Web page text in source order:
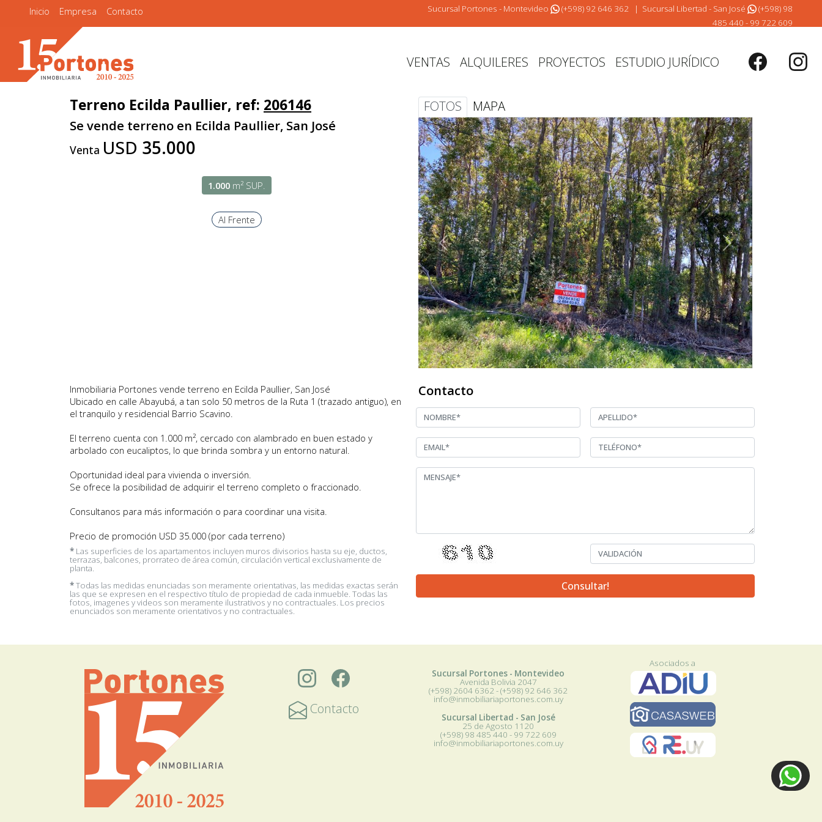
Inicio Empresa Contacto Sucursal Portones - Montevideo (+598) 92 646 362 | Sucursal Libertad - San José
(+598) 98
485 440 - 99 722 609
VENTAS ALQUILERES PROYECTOS ESTUDIO JURÍDICO
Terreno Ecilda Paullier, ref: 206146
Se vende terreno en Ecilda Paullier, San José
Venta USD 35.000
1.000 m² SUP.
Al Frente
FOTOS MAPA
Anterior Siguiente
Inmobiliaria Portones vende terreno en Ecilda Paullier, San José
Ubicado en calle Abayubá, a tan solo 50 metros de la Ruta 1 (trazado antiguo), en
el tranquilo y residencial Barrio Scavino.
El terreno cuenta con 1.000 m², cercado con alambrado en buen estado y
arbolado con eucaliptos, lo que brinda sombra y un entorno natural.
Oportunidad ideal para vivienda o inversión.
Se ofrece la posibilidad de adquirir el terreno completo o fraccionado.
Consultanos para más información o para coordinar una visita.
Precio de promoción USD 35.000 (por cada terreno)
* Las superficies de los apartamentos incluyen muros divisorios hasta su eje, ductos,
terrazas, balcones, prorrateo de área común, circulación vertical exclusivamente de
planta.
*Todas las medidas enunciadas son meramente orientativas, las medidas exactas serán
las que se expresen en el respectivo título de propiedad de cada inmueble. Todas las
fotos, imagenes y videos son meramente ilustrativos y no contractuales. Los precios
enunciados son meramente orientativos y no contractuales.
Contacto
Contacto
Sucursal Portones - Montevideo
Avenida Bolivia 2047
(+598) 2604 6362 - (+598) 92 646 362
info@inmobiliariaportones.com.uy
Sucursal Libertad - San José
25 de Agosto 1120
(+598) 98 485 440 - 99 722 609
info@inmobiliariaportones.com.uy
Asociados a